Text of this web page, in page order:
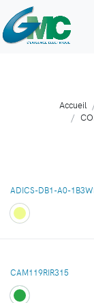
Accueil
ADICS-DB1-A0-
CAM119RIR315